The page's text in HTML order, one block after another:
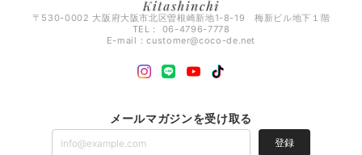
〒530-0002 大阪府大阪市北区曽根崎新地1-8-19 梅新ビル地下１階
TEL： 06-4796-7778
E-mail：customer@coco-de.net
メールマガジンを受け取る
登録